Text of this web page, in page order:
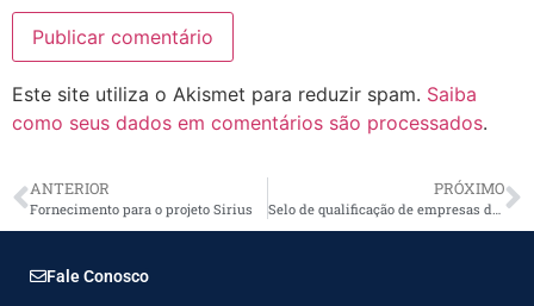
Este site utiliza o Akismet para reduzir spam. Saiba
como seus dados em comentários são processados.
ANTERIOR
Fornecimento para o projeto Sirius
PRÓXIMO
Selo de qualificação de empresas de energia
Fale Conosco